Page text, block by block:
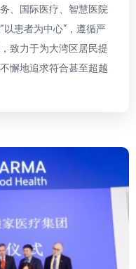
、国际医疗、智慧医院
患者为中心”，遵循严
致力于为大湾区居民提
懈地追求符合甚至超越